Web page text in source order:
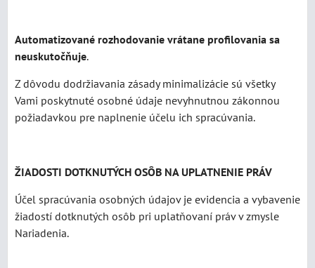
Automatizované rozhodovanie vrátane profilovania sa
neuskutočňuje.
Z dôvodu dodržiavania zásady minimalizácie sú všetky
Vami poskytnuté osobné údaje nevyhnutnou zákonnou
požiadavkou pre naplnenie účelu ich spracúvania.
ŽIADOSTI DOTKNUTÝCH OSÔB NA UPLATNENIE PRÁV
Účel spracúvania osobných údajov je evidencia a vybavenie
žiadostí dotknutých osôb pri uplatňovaní práv v zmysle
Nariadenia.